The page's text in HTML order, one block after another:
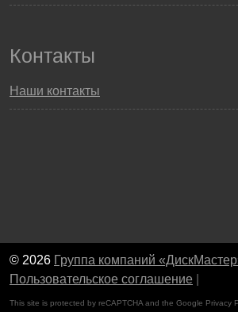
Контакты
Наши контакты
© 2026 Группа компаний
Пользовательское соглашение
This site is protected by reCAPTCHA and the Google Privacy